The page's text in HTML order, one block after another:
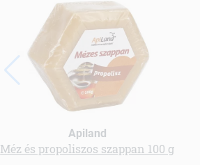
Apiland
Méz és propoliszos szappan 100 g